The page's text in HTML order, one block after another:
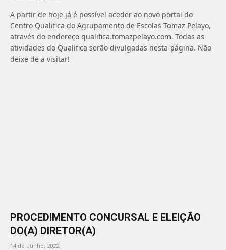
A partir de hoje já é possível aceder ao novo portal do
Centro Qualifica do Agrupamento de Escolas Tomaz Pelayo,
através do endereço qualifica.tomazpelayo.com. Todas as
atividades do Qualifica serão divulgadas nesta página. Não
deixe de a visitar!
PROCEDIMENTO CONCURSAL E ELEIÇÃO
DO(A) DIRETOR(A)
14 de Junho, 2022